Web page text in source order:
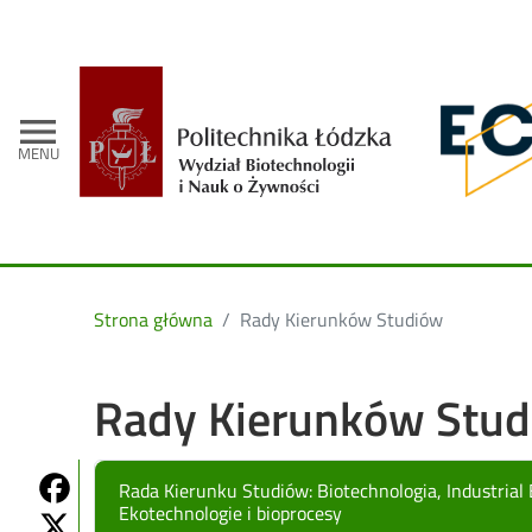
menu
MENU
- Strona
Strona główna Rady Kierunków Studiów
Rady Kierunków
Rada Kierunku Studiów: Biotechnologia, Industrial
Ekotechnologie i bioprocesy
Share on Fb
Share on Twitter